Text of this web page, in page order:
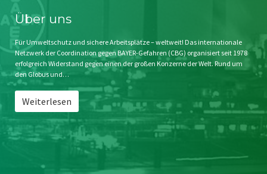
Impressum
Störfälle
Stichwort BAYER
Jahrestagung
SPENDEN
Über uns
Für Umweltschutz und sichere Arbeitsplätze – weltweit! Das internationale
Netzwerk der Coordination gegen BAYER-Gefahren (CBG) organisiert seit 1978
erfolgreich Widerstand gegen einen der großen Konzerne der Welt. Rund um
den Globus und…
Weiterlesen